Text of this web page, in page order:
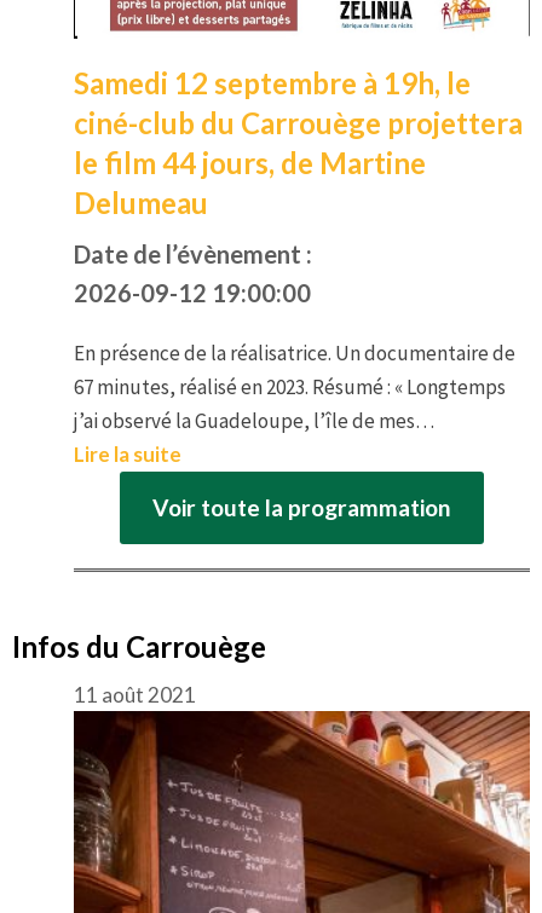
Samedi 12 septembre à 19h, le
ciné-club du Carrouège projettera
le film 44 jours, de Martine
Delumeau
Date de l’évènement :
2026-09-12 19:00:00
En présence de la réalisatrice. Un documentaire de
67 minutes, réalisé en 2023. Résumé : « Longtemps
j’ai observé la Guadeloupe, l’île de mes…
Lire la suite
Voir toute la programmation
Infos du Carrouège
11 août 2021